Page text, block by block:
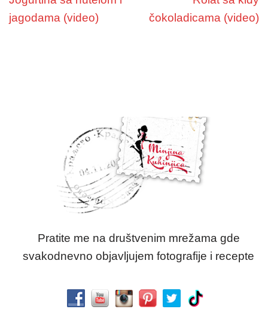
jagodama (video)
čokoladicama (video)
Pratite me na društvenim mrežama gde
svakodnevno objavljujem fotografije i recepte